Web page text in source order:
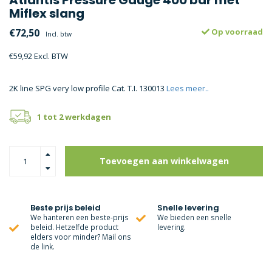
Miflex slang
€72,50 Incl. btw
€59,92 Excl. BTW
Op voorraad
2K line SPG very low profile Cat. T.I. 130013 Lees meer..
1 tot 2 werkdagen
Toevoegen aan winkelwagen
Beste prijs beleid
We hanteren een beste-prijs
beleid. Hetzelfde product
elders voor minder? Mail ons
de link.
Snelle levering
We bieden een snelle
levering.